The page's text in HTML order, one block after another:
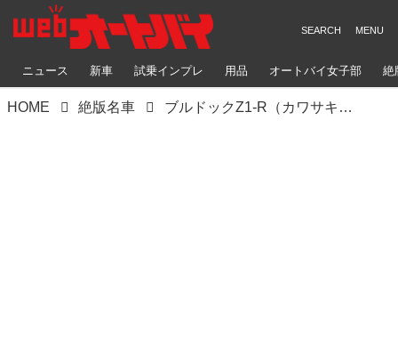
ニュース 新車 試乗インプレ 用品 オートバイ女子部 絶
HOME 絶版名車 ブルドックZ1-R（カワサキZ1-R）使用目的もしっかり採り入れて作られるコンプリート【Heritage&Legends】